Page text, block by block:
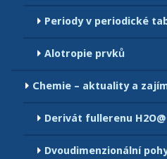
Periody v periodické
Alotropie prvků
Chemie – aktuality a
Derivát fullerenu
Dvoudimenzionální